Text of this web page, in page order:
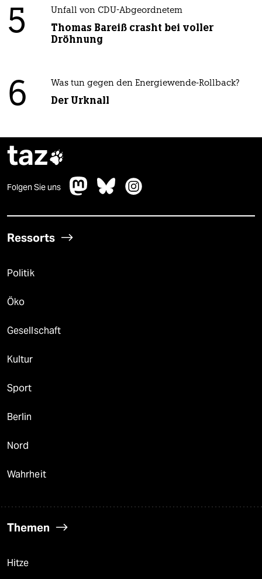
5 Unfall von CDU-Abgeordnetem
Thomas Bareiß crasht bei voller
Dröhnung
6 Was tun gegen den Energiewende-Rollback?
Der Urknall
taz
Folgen Sie uns
Ressorts
Politik
Öko
Gesellschaft
Kultur
Sport
Berlin
Nord
Wahrheit
Themen
Hitze